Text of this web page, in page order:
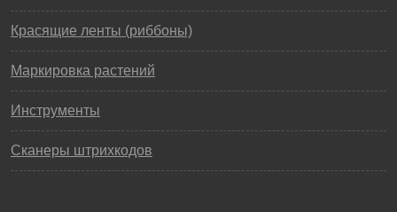
Красящие ленты (риббоны)
Маркировка растений
Инструменты
Сканеры штрихкодов